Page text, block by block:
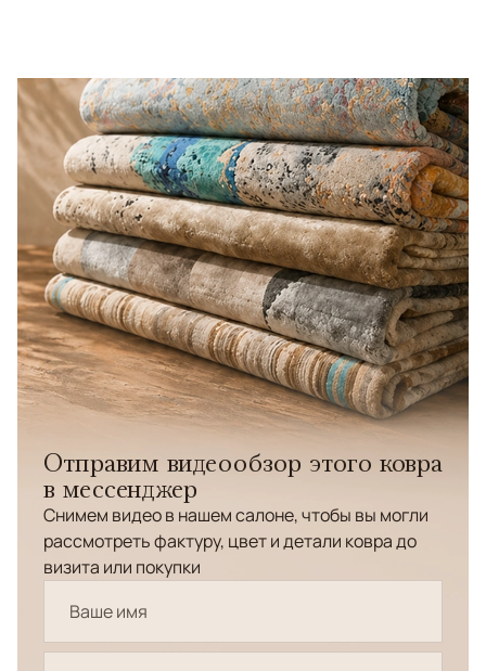
Отправим видеообзор этого ковра
в мессенджер
Снимем видео в нашем салоне, чтобы вы могли
рассмотреть фактуру, цвет и детали ковра до
визита или покупки